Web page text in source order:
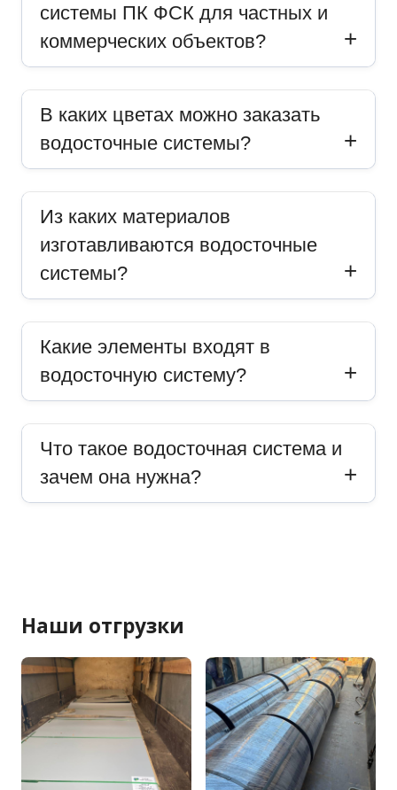
системы ПК ФСК для частных и
коммерческих объектов?
В каких цветах можно заказать
водосточные системы?
Из каких материалов
изготавливаются водосточные
системы?
Какие элементы входят в
водосточную систему?
Что такое водосточная система и
зачем она нужна?
Наши отгрузки